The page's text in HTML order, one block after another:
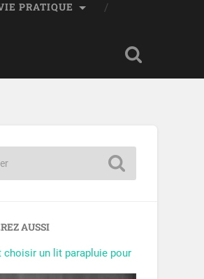
PRATIQUE
AUSSI
choisir un lit parapluie pour